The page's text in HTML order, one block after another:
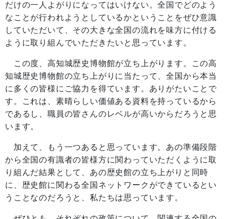
だけの一人よがりになってはいけない。全国でどのよう
なことが行われようとしているかということをぜひ意識
していただいて、その大きな全国の流れを味方に付ける
ように取り組んでいただきたいと思っています。
この度、高知城歴史博物館が立ち上がります。この高
知城歴史博物館の立ち上がりに当たって、全国から本当
に多くの皆様にご協力を得ています。ありがたいことで
す。これは、素晴らしい価値ある資料を持っているから
であるし、職員の皆さんのレベルが高いからだろうと思
います。
加えて、もう一つあると思っています。あの準備段階
から全国の有識者の皆様方に関わっていただくように取
り組んだ結果として、あの歴史館の立ち上がりと同時
に、歴史館に関わる全国ネットワークができているとい
うことなのだろうと、私たちは思っています。